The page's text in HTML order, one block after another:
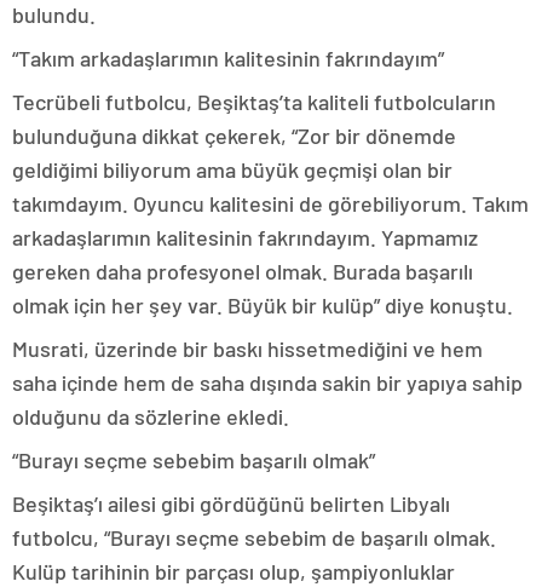
bulundu.
“Takım arkadaşlarımın kalitesinin fakrındayım”
Tecrübeli futbolcu, Beşiktaş’ta kaliteli futbolcuların
bulunduğuna dikkat çekerek, “Zor bir dönemde
geldiğimi biliyorum ama büyük geçmişi olan bir
takımdayım. Oyuncu kalitesini de görebiliyorum. Takım
arkadaşlarımın kalitesinin fakrındayım. Yapmamız
gereken daha profesyonel olmak. Burada başarılı
olmak için her şey var. Büyük bir kulüp” diye konuştu.
Musrati, üzerinde bir baskı hissetmediğini ve hem
saha içinde hem de saha dışında sakin bir yapıya sahip
olduğunu da sözlerine ekledi.
“Burayı seçme sebebim başarılı olmak”
Beşiktaş’ı ailesi gibi gördüğünü belirten Libyalı
futbolcu, “Burayı seçme sebebim de başarılı olmak.
Kulüp tarihinin bir parçası olup, şampiyonluklar